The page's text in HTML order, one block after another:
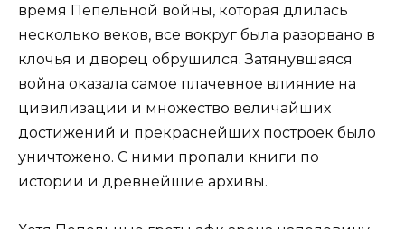
время Пепельной войны, которая длилась
несколько веков, все вокруг была разорвано в
клочья и дворец обрушился. Затянувшаяся
война оказала самое плачевное влияние на
цивилизации и множество величайших
достижений и прекраснейших построек было
уничтожено. С ними пропали книги по
истории и древнейшие архивы.